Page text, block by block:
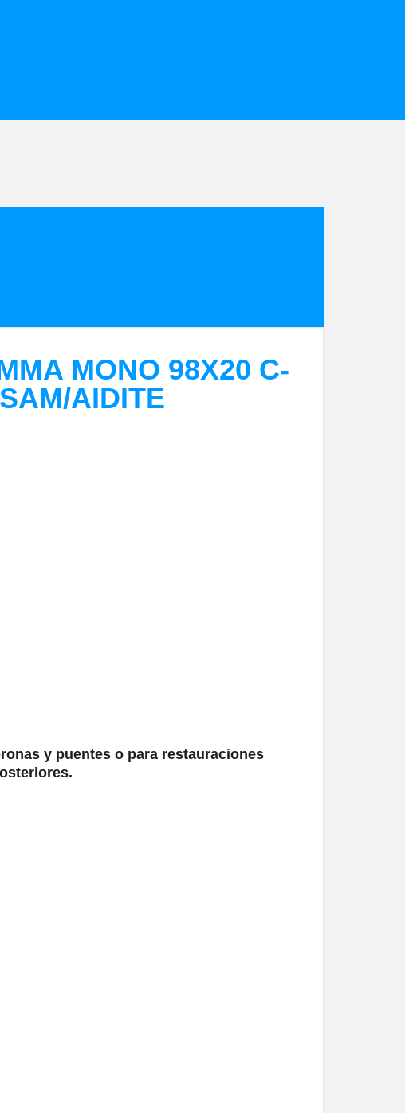
MONO 98X20 C-
AIDITE
y puentes o para restauraciones